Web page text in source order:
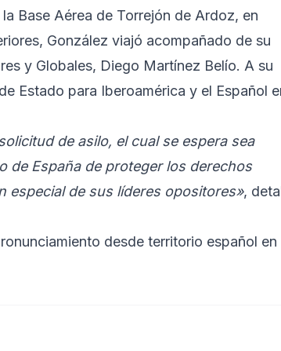
Base Aérea de Torrejón de Ardoz, en
González viajó acompañado de su
y Globales, Diego Martínez Belío. A su
Estado para Iberoamérica y el Español
de asilo, el cual se espera sea
de España de proteger los derechos
especial de sus líderes opositores»,
desde territorio español en